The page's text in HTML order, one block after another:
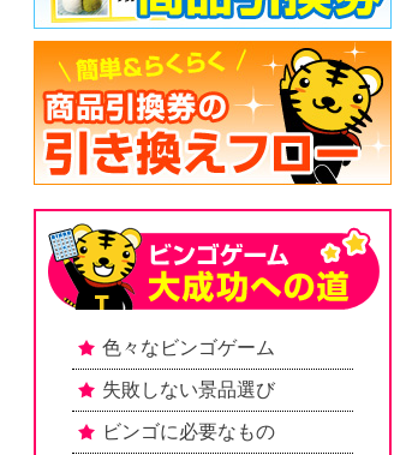
色々なビンゴゲーム
失敗しない景品選び
ビンゴに必要なもの